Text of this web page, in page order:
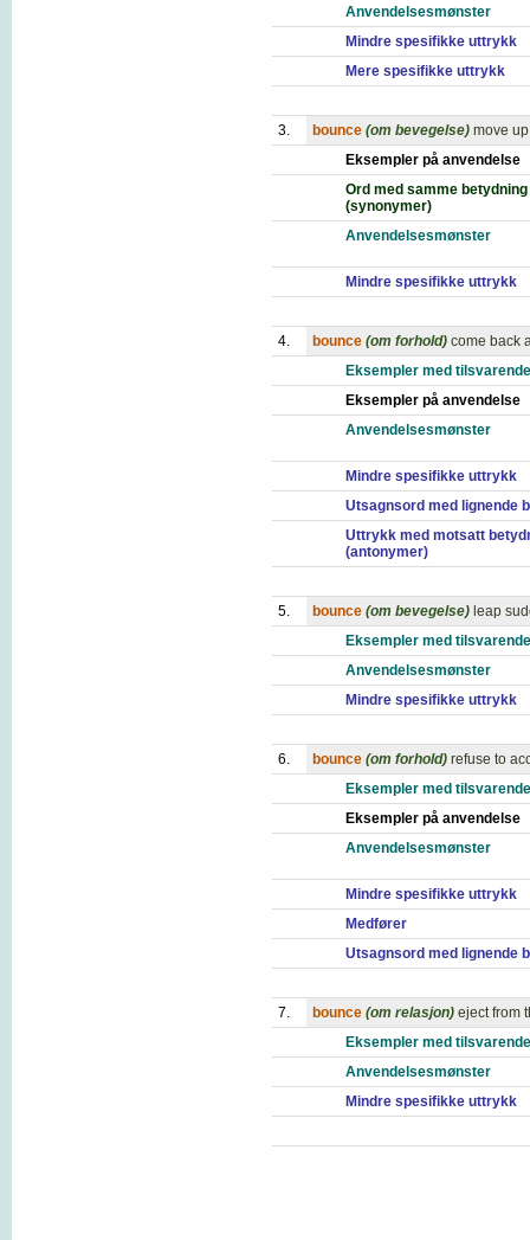
Anvendelsesmønster
Mindre spesifikke uttrykk
Mere spesifikke uttrykk
3. bounce (om bevegelse) move
Eksempler på anvendelse
Ord med samme betydning
(synonymer)
Anvendelsesmønster
Mindre spesifikke uttrykk
4. bounce (om forhold) come back
Eksempler med
Eksempler på anvendelse
Anvendelsesmønster
Mindre spesifikke uttrykk
Utsagnsord med lignende
Uttrykk med motsatt
(antonymer)
5. bounce (om bevegelse) leap
Eksempler med
Anvendelsesmønster
Mindre spesifikke uttrykk
6. bounce (om forhold) refuse to
Eksempler med
Eksempler på anvendelse
Anvendelsesmønster
Mindre spesifikke uttrykk
Medfører
Utsagnsord med lignende
7. bounce (om relasjon) eject from
Eksempler med
Anvendelsesmønster
Mindre spesifikke uttrykk